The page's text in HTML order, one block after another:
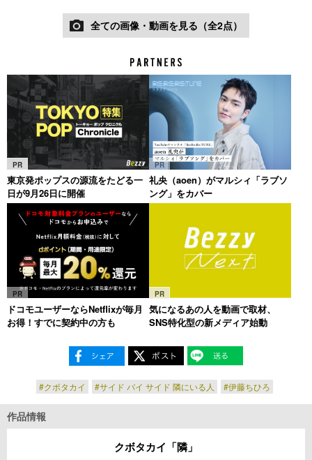
全ての画像・動画を見る（全2点）
PR
東京発ポップスの源流をたどる一
日が9月26日に開催
PR
礼央（aoen）がマルシィ「ラブソ
ング」をカバー
PR
ドコモユーザーならNetflixが毎月
お得！すでに契約中の方も
PR
気になるあの人を動画で取材、
SNS特化型の新メディア始動
#クボタカイ #サイド バイ サイド 隣にいる人 #伊藤ちひろ
作品情報
クボタカイ「隣」